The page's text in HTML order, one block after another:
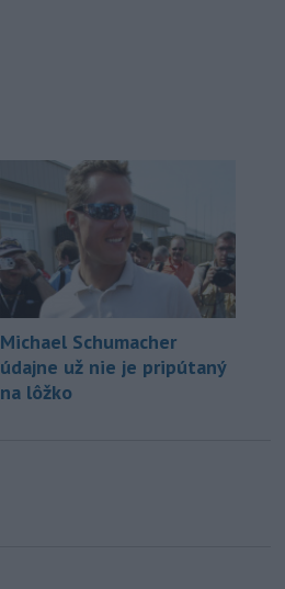
Michael Schumacher
údajne už nie je pripútaný
na lôžko